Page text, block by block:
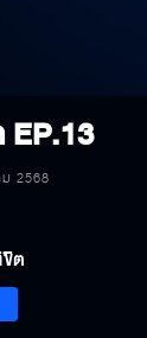
EP.13
2568
ต